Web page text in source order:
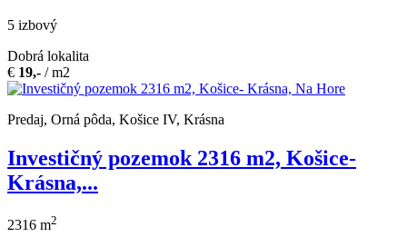
5 izbový
Dobrá lokalita
€ 19,- / m2
Predaj, Orná pôda, Košice IV, Krásna
Investičný pozemok 2316 m2, Košice-
Krásna,...
2316 m2